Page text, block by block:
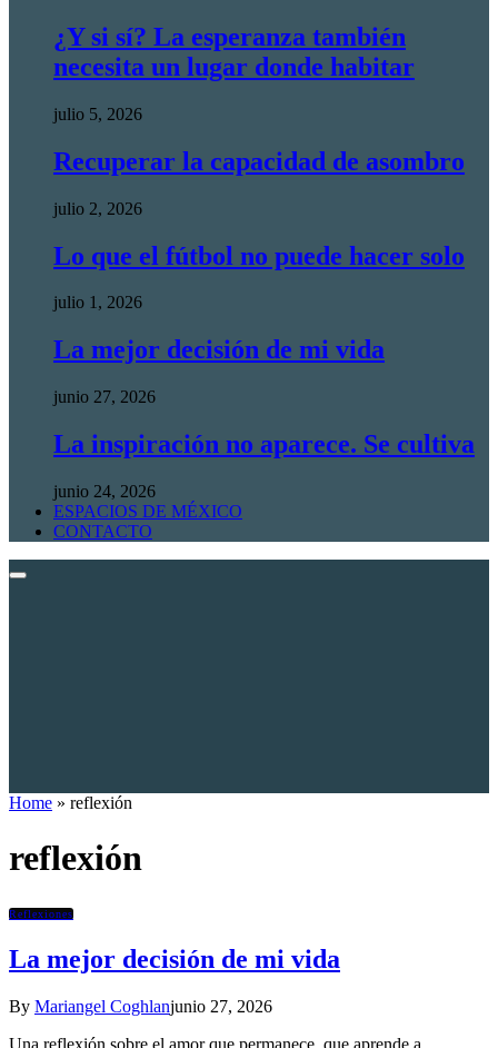
¿Y si sí? La esperanza también
necesita un lugar donde habitar
julio 5, 2026
Recuperar la capacidad de asombro
julio 2, 2026
Lo que el fútbol no puede hacer solo
julio 1, 2026
La mejor decisión de mi vida
junio 27, 2026
La inspiración no aparece. Se cultiva
junio 24, 2026
ESPACIOS DE MÉXICO
CONTACTO
Home » reflexión
reflexión
Reflexiones
La mejor decisión de mi vida
By Mariangel Coghlanjunio 27, 2026
Una reflexión sobre el amor que permanece, que aprende a